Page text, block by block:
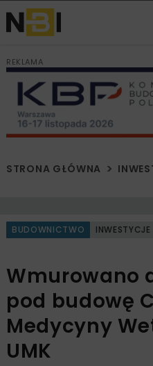
REKLAMA
STRONA GŁÓWNA
BUDOWNICTWO INWESTYCJE
Wmurowano
pod budowę
Medycyny
UMK